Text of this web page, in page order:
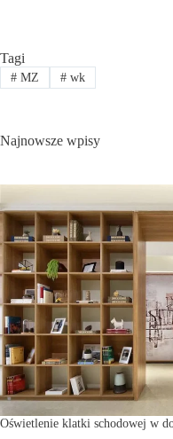
Tagi
#MZ #wk
Najnowsze wpisy
Oświetlenie klatki schodowej w